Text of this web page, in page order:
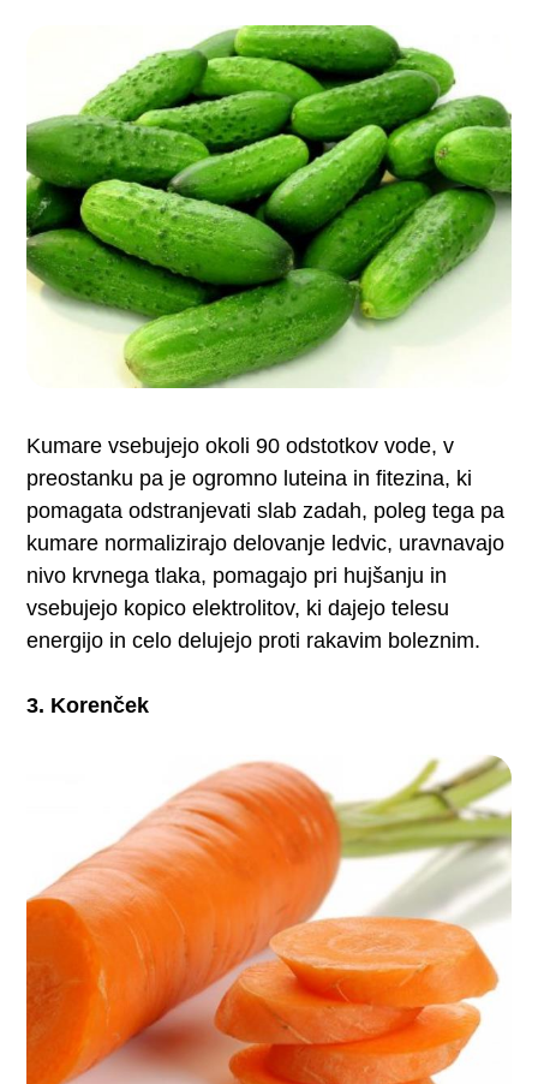
Kumare vsebujejo okoli 90 odstotkov vode, v
preostanku pa je ogromno luteina in fitezina, ki
pomagata odstranjevati slab zadah, poleg tega pa
kumare normalizirajo delovanje ledvic, uravnavajo
nivo krvnega tlaka, pomagajo pri hujšanju in
vsebujejo kopico elektrolitov, ki dajejo telesu
energijo in celo delujejo proti rakavim boleznim.
3. Korenček